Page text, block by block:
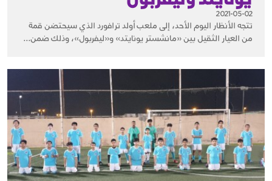
2021-05-02
تتجه الأنظار اليوم الأحد، إلى ملعب أولد ترافورد الذي سيحتضن قمة
من العيار الثقيل بين «مانشستر يونايتد» و«ليفربول»، وذلك ضمن...